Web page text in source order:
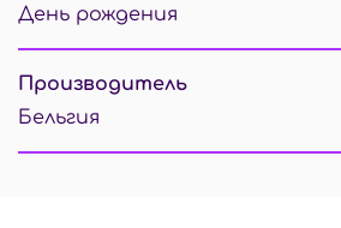
День рождения
Производитель
Бельгия